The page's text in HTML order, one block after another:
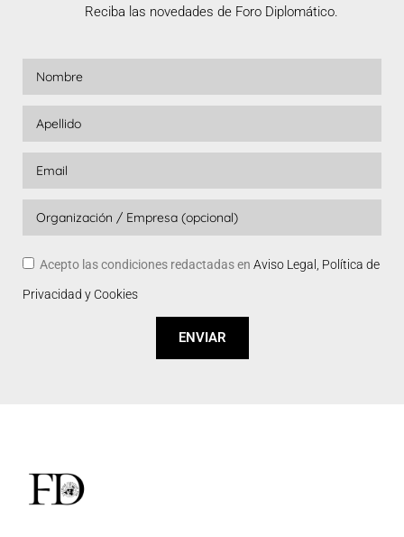
Reciba las novedades de Foro Diplomático.
Acepto las condiciones redactadas en Aviso Legal, Política de
Privacidad y Cookies
ENVIAR